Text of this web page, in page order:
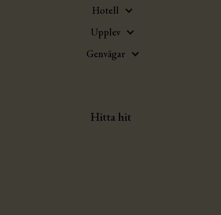
Hotell
Upplev
Genvägar
Hitta hit